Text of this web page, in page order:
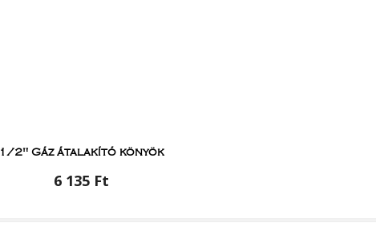
1/2" Gáz átalakító könyök
6 135 Ft